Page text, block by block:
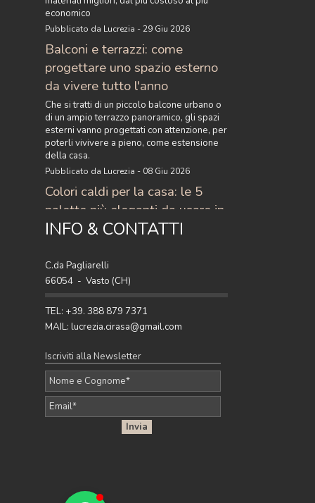
INFO & CONTATTI
C.da Pagliarelli
66054 - Vasto (CH)
TEL: +39. 388 879 7371
MAIL: lucrezia.cirasa@gmail.com
economico
Pubblicato da Lucrezia - 29 Giu 2026
Balconi e terrazzi: come
progettare uno spazio esterno
da vivere tutto l'anno
Che si tratti di un piccolo balcone urbano o
di un ampio terrazzo panoramico, gli spazi
esterni vanno progettati con attenzione, per
poterli vivivere a pieno, come estensione
della casa.
Pubblicato da Lucrezia - 08 Giu 2026
Colori caldi per la casa: le 5
palette più eleganti da usare in
casa
del momento: 5 palette raffinate con
terracotta, ocra, caramello e ruggine per
arredare con stile.
Iscriviti alla Newsletter